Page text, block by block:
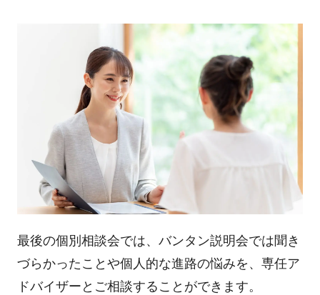
最後の個別相談会では、バンタン説明会では聞き
づらかったことや個人的な進路の悩みを、専任ア
ドバイザーとご相談することができます。